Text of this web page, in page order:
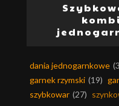
dania jednogarnkowe
garnek rzymski (19)
szybkowar (27)